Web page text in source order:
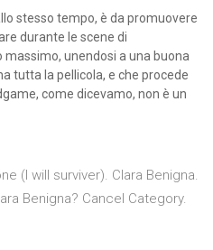
stesso tempo, è da promuovere
durante le scene di
unendosi a una buona
tutta la pellicola, e che procede
come dicevamo, non è un
(I will surviver). Clara Benigna.
Benigna? Cancel Category.